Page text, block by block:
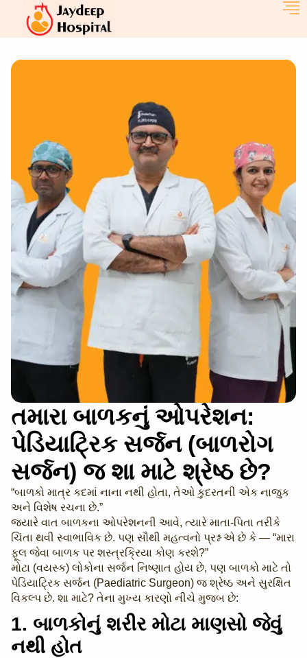
તમારા બાળકનું ઓપરેશન:
પેડિયાટ્રિક સર્જન (બાળરોગ
સર્જન) જ શા માટે શ્રેષ્ઠ છે?
“બાળકો માત્ર કદમાં નાના નથી હોતા, તેઓ કુદરતની એક નાજુક
અને વિશેષ રચના છે.”
​જ્યારે વાત બાળકના ઓપરેશનની આવે, ત્યારે માતા-પિતા તરીકે
ચિંતા થવી સ્વાભાવિક છે. પણ સૌથી મહત્વનો પ્રશ્ન એ છે કે — “મારા
ફૂલ જેવા બાળક પર શસ્ત્રક્રિયા કોણ કરશે?”
​મોટા (વયસ્ક) લોકોના સર્જન નિષ્ણાત હોય છે, પણ બાળકો માટે તો
પેડિયાટ્રિક સર્જન (Paediatric Surgeon) જ શ્રેષ્ઠ અને સુરક્ષિત
વિકલ્પ છે. શા માટે? તેના મુખ્ય કારણો નીચે મુજબ છે:
1. બાળકોનું શરીર મોટા માણસો જેવું
નથી હોત